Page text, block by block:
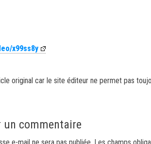
x99ss8y
original car le site éditeur ne permet pas
un commentaire